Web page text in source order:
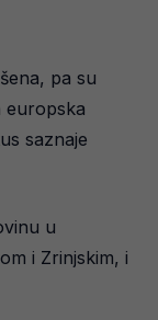
pa su
europska
saznaje
u
i Zrinjskim, i